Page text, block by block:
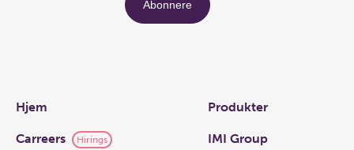
Links
Hjem Produkter
Carreers Hirings IMI Group